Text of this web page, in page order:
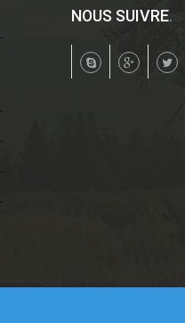
NOUS SUIVRE.